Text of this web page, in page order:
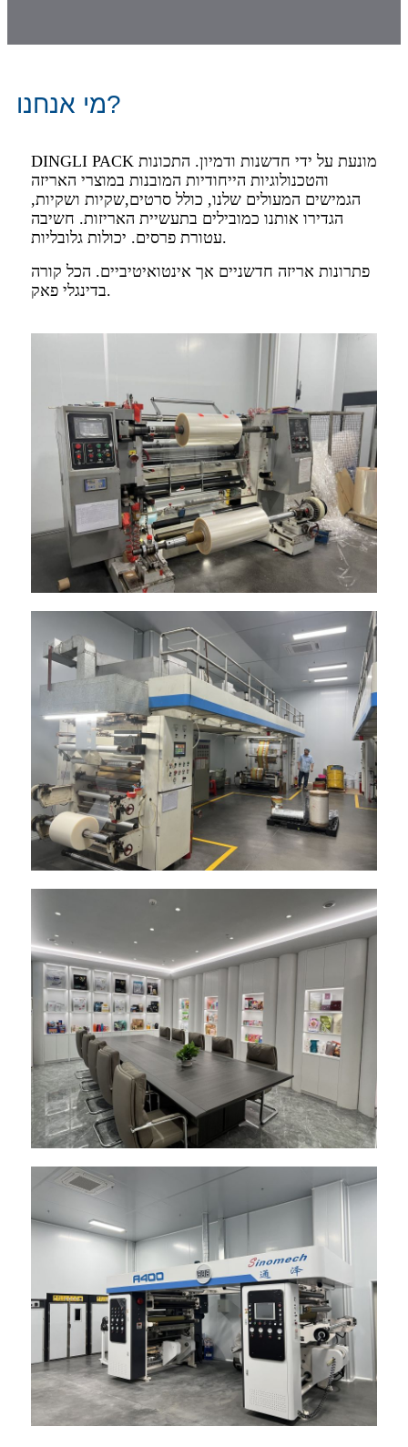
מי אנחנו?
DINGLI PACK מונעת על ידי חדשנות ודמיון. התכונות
והטכנולוגיות הייחודיות המובנות במוצרי האריזה
הגמישים המעולים שלנו, כולל סרטים,שקיות ושקיות,
הגדירו אותנו כמובילים בתעשיית האריזות. חשיבה
עטורת פרסים. יכולות גלובליות.
פתרונות אריזה חדשניים אך אינטואיטיביים. הכל קורה
בדינגלי פאק.